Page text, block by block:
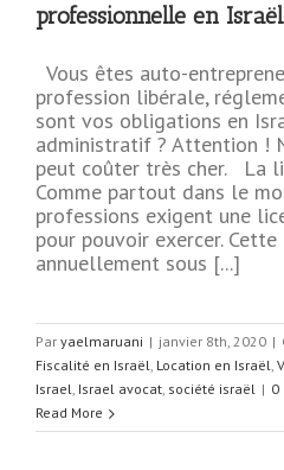
professionnelle en Israël
Vous êtes auto-
profession libérale,
sont vos obligations en
administratif ? Attention !
peut coûter très cher. La
Comme partout dans le
professions exigent une
pour pouvoir exercer.
annuellement sous [...]
Par yaelmaruani | janvier 8th, 2020 |
Fiscalité en Israël, Location en Israël,
Israel, Israel avocat, société israël | 0
Read More